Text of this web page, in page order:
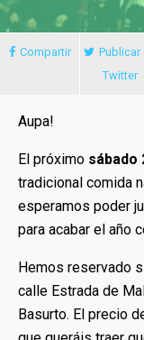
Compartir
Publicar
Twitter
Aupa!
El próximo sábado
tradicional comida
esperamos poder
para acabar el año
Hemos reservado
calle Estrada de
Basurto. El precio